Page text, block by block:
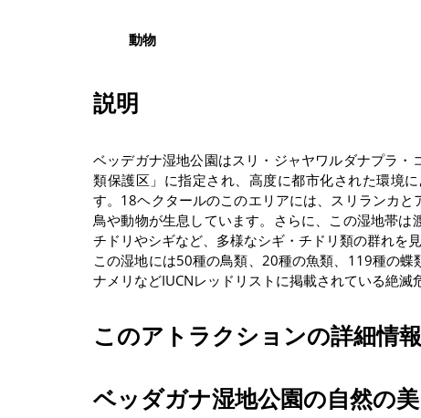
動物
説明
ベッデガナ湿地公園はスリ・ジャヤワルダナプラ
類保護区」に指定され、高度に都市化された環境
す。18ヘクタールのこのエリアには、スリランカ
鳥や動物が生息しています。さらに、この湿地帯は
チドリやシギなど、多様なシギ・チドリ類の群れを
この湿地には50種の鳥類、20種の魚類、119種の
ナメリなどIUCNレッドリストに掲載されている絶
このアトラクションの詳細情報
ベッダガナ湿地公園の自然の